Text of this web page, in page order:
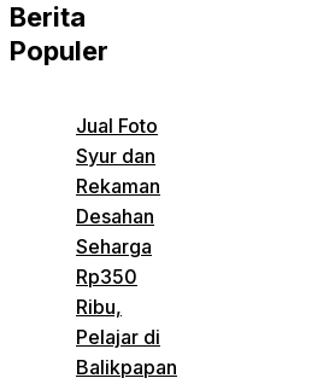
Berita
Populer
Jual Foto
Syur dan
Rekaman
Desahan
Seharga
Rp350
Ribu,
Pelajar di
Balikpapan